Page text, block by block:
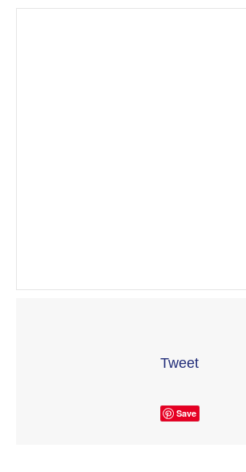
Tweet
Save